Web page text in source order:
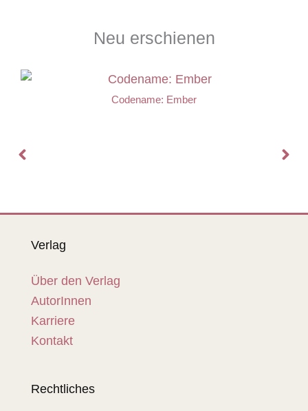
Neu erschienen
Codename: Ember
Verlag
Über den Verlag
AutorInnen
Karriere
Kontakt
Rechtliches